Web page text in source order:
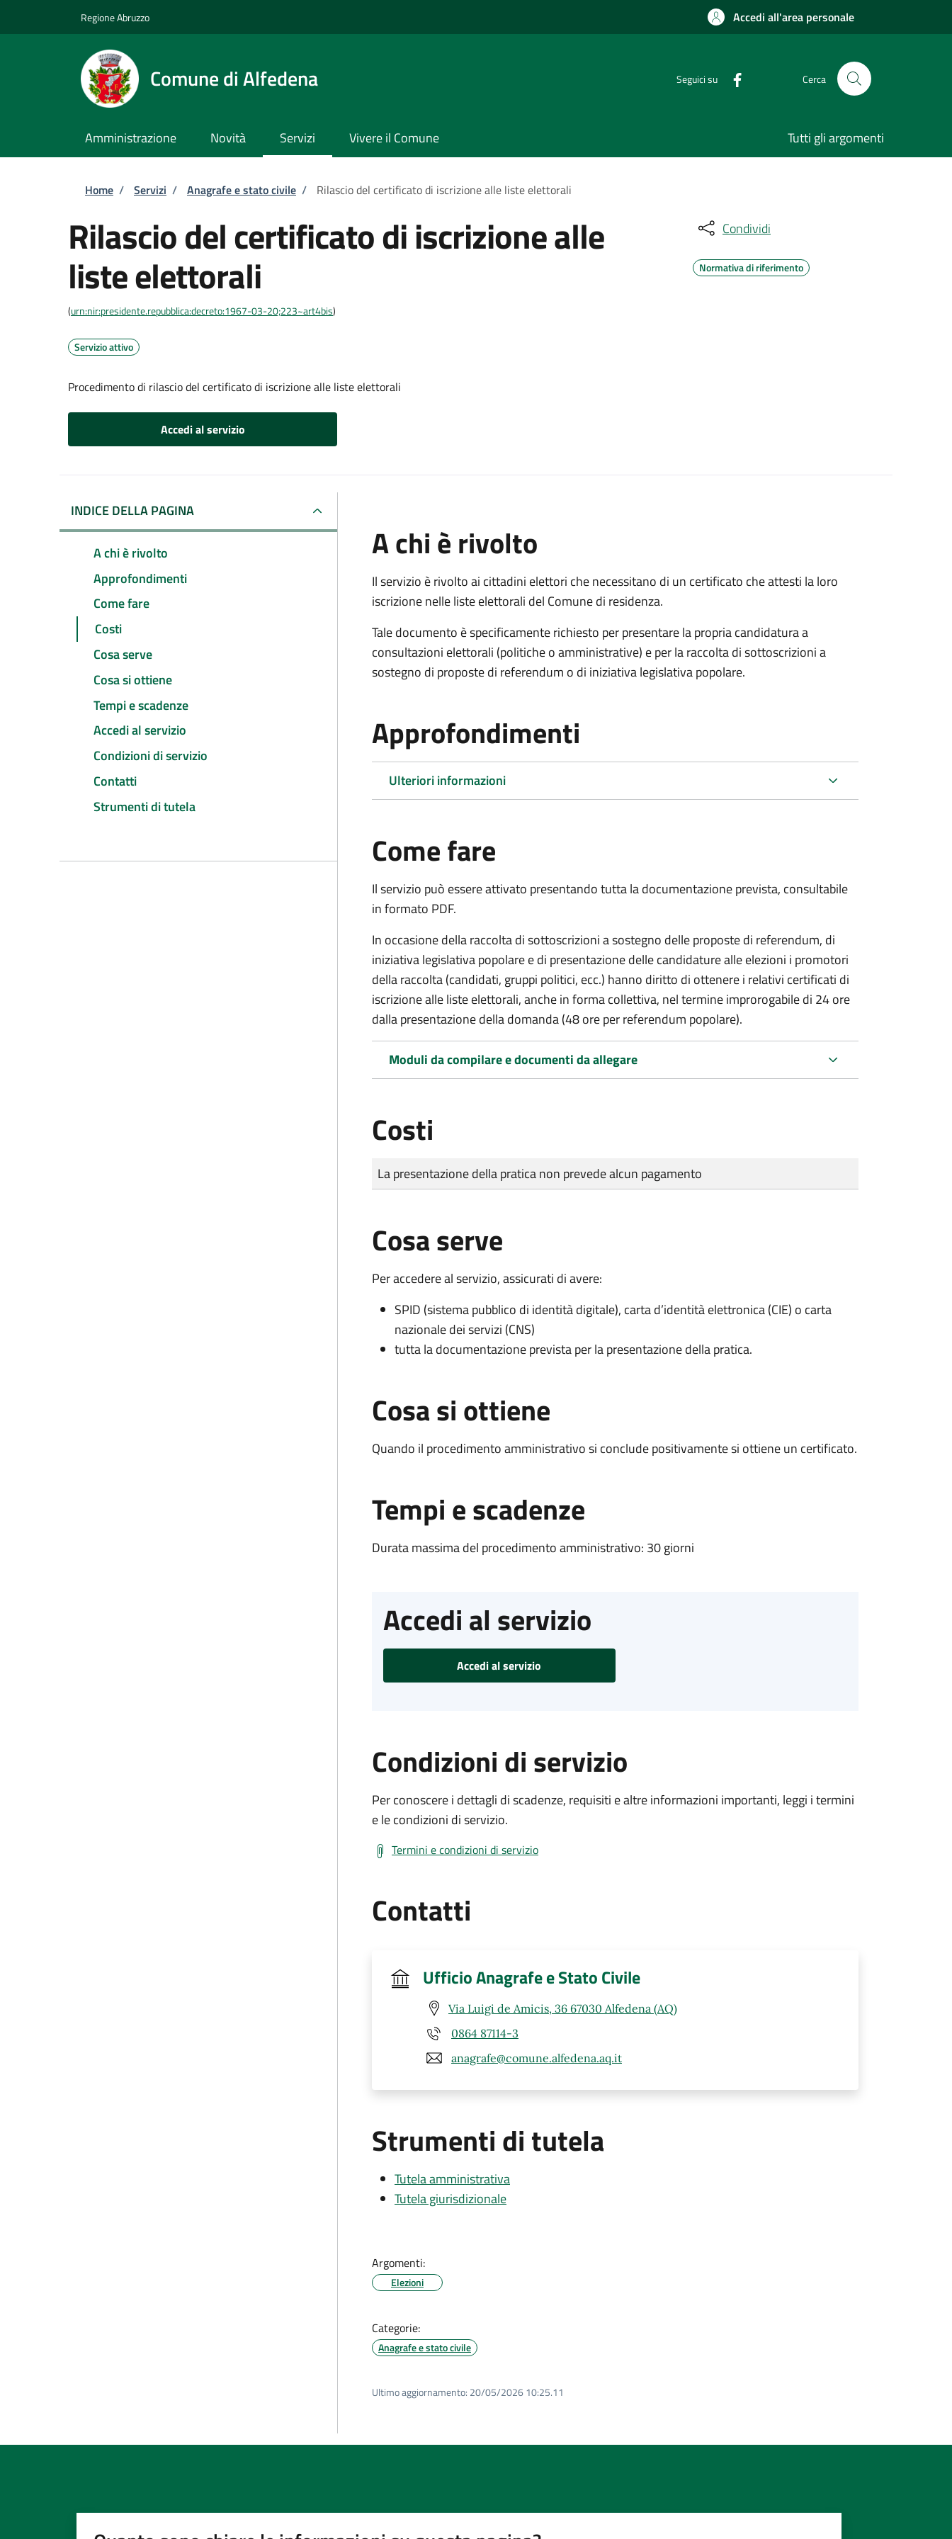
Regione Abruzzo Accedi all'area personale
Comune di Alfedena Seguici su Cerca
Amministrazione Novità Servizi Vivere il Comune Tutti gli argomenti
Briciole di pane
Home / Servizi / Anagrafe e stato civile / Rilascio del certificato di iscrizione alle liste elettorali
Rilascio del certificato di iscrizione alle
liste elettorali
(urn:nir:presidente.repubblica:decreto:1967-03-20;223~art4bis)
Servizio attivo
Procedimento di rilascio del certificato di iscrizione alle liste elettorali
Accedi al servizio
Condividi
Normativa di riferimento
INDICE DELLA PAGINA
A chi è rivolto
Approfondimenti
Come fare
Costi
Cosa serve
Cosa si ottiene
Tempi e scadenze
Accedi al servizio
Condizioni di servizio
Contatti
Strumenti di tutela
A chi è rivolto
Il servizio è rivolto ai cittadini elettori che necessitano di un certificato che attesti la loro
iscrizione nelle liste elettorali del Comune di residenza.
Tale documento è specificamente richiesto per presentare la propria candidatura a
consultazioni elettorali (politiche o amministrative) e per la raccolta di sottoscrizioni a
sostegno di proposte di referendum o di iniziativa legislativa popolare.
Approfondimenti
Ulteriori informazioni
Come fare
Il servizio può essere attivato presentando tutta la documentazione prevista, consultabile
in formato PDF.
In occasione della raccolta di sottoscrizioni a sostegno delle proposte di referendum, di
iniziativa legislativa popolare e di presentazione delle candidature alle elezioni i promotori
della raccolta (candidati, gruppi politici, ecc.) hanno diritto di ottenere i relativi certificati di
iscrizione alle liste elettorali, anche in forma collettiva, nel termine improrogabile di 24 ore
dalla presentazione della domanda (48 ore per referendum popolare).
Moduli da compilare e documenti da allegare
Costi
Tipo di pagamento
Importo
La presentazione della pratica non prevede alcun pagamento
Cosa serve
Per accedere al servizio, assicurati di avere:
SPID (sistema pubblico di identità digitale), carta d’identità elettronica (CIE) o carta
nazionale dei servizi (CNS)
tutta la documentazione prevista per la presentazione della pratica.
Cosa si ottiene
Quando il procedimento amministrativo si conclude positivamente si ottiene un certificato.
Tempi e scadenze
Durata massima del procedimento amministrativo: 30 giorni
Accedi al servizio
Accedi al servizio
Condizioni di servizio
Per conoscere i dettagli di scadenze, requisiti e altre informazioni importanti, leggi i termini
e le condizioni di servizio.
Termini e condizioni di servizio
Contatti
Ufficio Anagrafe e Stato Civile
Via Luigi de Amicis, 36 67030 Alfedena (AQ)
0864 87114-3
anagrafe@comune.alfedena.aq.it
Strumenti di tutela
Tutela amministrativa
Tutela giurisdizionale
Argomenti:
Elezioni
Categorie:
Anagrafe e stato civile
Ultimo aggiornamento: 20/05/2026 10:25.11